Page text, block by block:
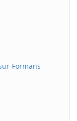
Formans